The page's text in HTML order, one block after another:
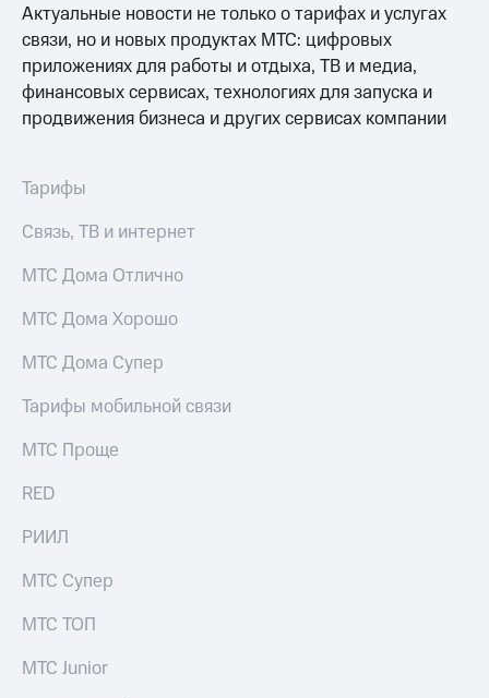
Актуальные новости не только о тарифах и услугах
связи, но и новых продуктах МТС: цифровых
приложениях для работы и отдыха, ТВ и медиа,
финансовых сервисах, технологиях для запуска и
продвижения бизнеса и других сервисах компании
Тарифы
Связь, ТВ и интернет
МТС Дома Отлично
МТС Дома Хорошо
МТС Дома Супер
Тарифы мобильной связи
МТС Проще
RED
РИИЛ
МТС Супер
МТС ТОП
МТС Junior